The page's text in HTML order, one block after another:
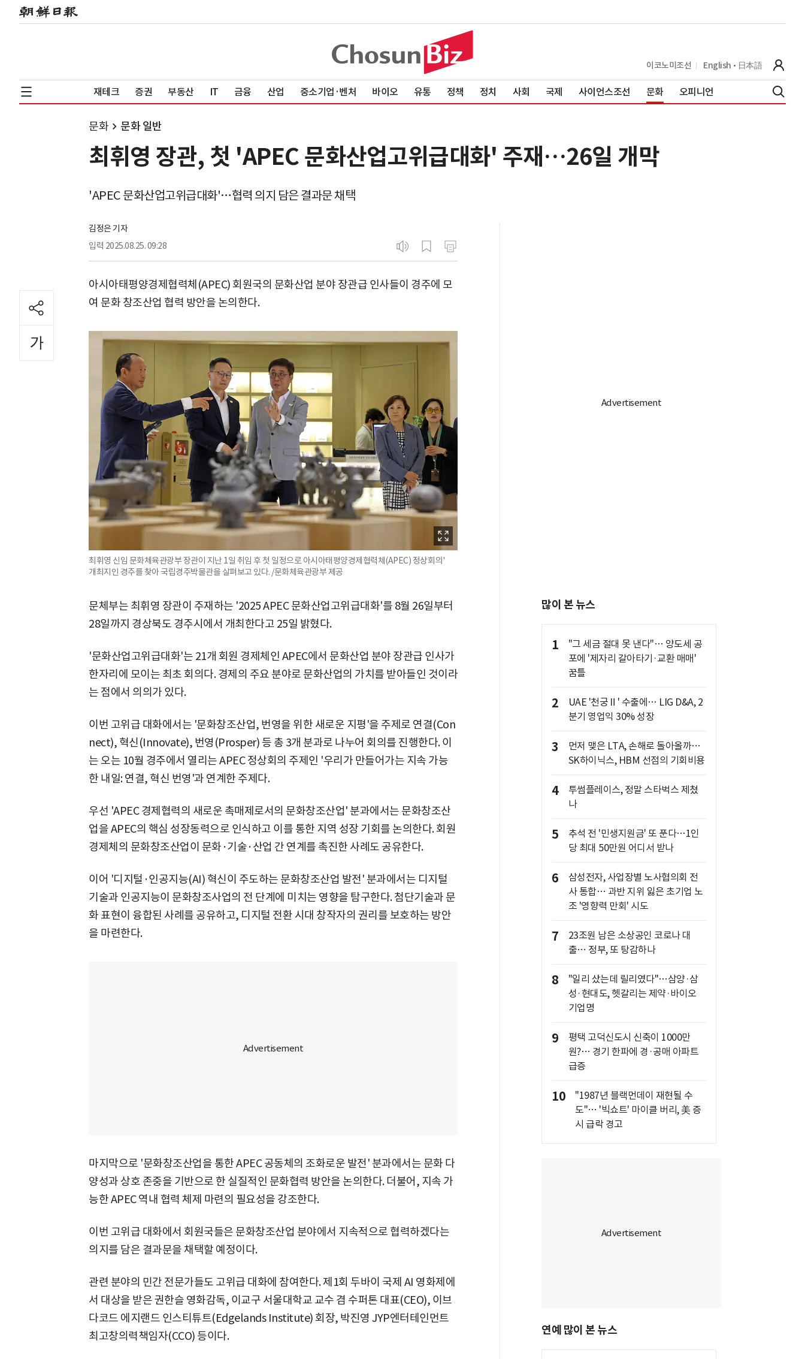
이코노미조선 English 日本語
재테크 증권 부동산 IT 금융 산업 중소기업·벤처 바이오 유통 정책 정치 사회 국제 사이언스조선 문화 오피니언
문화 문화 일반
최휘영 장관, 첫 'APEC 문화산업고위급대화' 주재…26일 개막
'APEC 문화산업고위급대화'…협력 의지 담은 결과문 채택
김정은 기자
입력 2025.08.25. 09:28
아시아태평양경제협력체(APEC) 회원국의 문화산업 분야 장관급 인사들이 경주에 모
여 문화 창조산업 협력 방안을 논의한다.
최휘영 신임 문화체육관광부 장관이 지난 1일 취임 후 첫 일정으로 아시아태평양경제협력체(APEC) 정상회의'
개최지인 경주를 찾아 국립경주박물관을 살펴보고 있다. /문화체육관광부 제공
문체부는 최휘영 장관이 주재하는 '2025 APEC 문화산업고위급대화'를 8월 26일부터
28일까지 경상북도 경주시에서 개최한다고 25일 밝혔다.
'문화산업고위급대화'는 21개 회원 경제체인 APEC에서 문화산업 분야 장관급 인사가
한자리에 모이는 최초 회의다. 경제의 주요 분야로 문화산업의 가치를 받아들인 것이라
는 점에서 의의가 있다.
이번 고위급 대화에서는 '문화창조산업, 번영을 위한 새로운 지평'을 주제로 연결(Con
nect), 혁신(Innovate), 번영(Prosper) 등 총 3개 분과로 나누어 회의를 진행한다. 이
는 오는 10월 경주에서 열리는 APEC 정상회의 주제인 '우리가 만들어가는 지속 가능
한 내일: 연결, 혁신 번영'과 연계한 주제다.
우선 'APEC 경제협력의 새로운 촉매제로서의 문화창조산업' 분과에서는 문화창조산
업을 APEC의 핵심 성장동력으로 인식하고 이를 통한 지역 성장 기회를 논의한다. 회원
경제체의 문화창조산업이 문화·기술·산업 간 연계를 촉진한 사례도 공유한다.
이어 '디지털·인공지능(AI) 혁신이 주도하는 문화창조산업 발전' 분과에서는 디지털
기술과 인공지능이 문화창조사업의 전 단계에 미치는 영향을 탐구한다. 첨단기술과 문
화 표현이 융합된 사례를 공유하고, 디지털 전환 시대 창작자의 권리를 보호하는 방안
을 마련한다.
마지막으로 '문화창조산업을 통한 APEC 공동체의 조화로운 발전' 분과에서는 문화 다
양성과 상호 존중을 기반으로 한 실질적인 문화협력 방안을 논의한다. 더불어, 지속 가
능한 APEC 역내 협력 체제 마련의 필요성을 강조한다.
이번 고위급 대화에서 회원국들은 문화창조산업 분야에서 지속적으로 협력하겠다는
의지를 담은 결과문을 채택할 예정이다.
관련 분야의 민간 전문가들도 고위급 대화에 참여한다. 제1회 두바이 국제 AI 영화제에
서 대상을 받은 권한슬 영화감독, 이교구 서울대학교 교수 겸 수퍼톤 대표(CEO), 이브
다코드 에지랜드 인스티튜트(Edgelands Institute) 회장, 박진영 JYP엔터테인먼트
최고창의력책임자(CCO) 등이다.
많이 본 뉴스
1
"그 세금 절대 못 낸다"… 양도세 공
포에 '제자리 갈아타기·교환 매매'
꿈틀
2
UAE '천궁Ⅱ' 수출에… LIG D&A, 2
분기 영업익 30% 성장
3
먼저 맺은 LTA, 손해로 돌아올까…
SK하이닉스, HBM 선점의 기회비용
4
투썸플레이스, 정말 스타벅스 제쳤
나
5
추석 전 '민생지원금' 또 푼다…1인
당 최대 50만원 어디서 받나
6
삼성전자, 사업장별 노사협의회 전
사 통합… 과반 지위 잃은 초기업 노
조 '영향력 만회' 시도
7
23조원 남은 소상공인 코로나 대
출… 정부, 또 탕감하나
8
"일리 샀는데 릴리였다"…삼양·삼
성·현대도, 헷갈리는 제약·바이오
기업명
9
평택 고덕신도시 신축이 1000만
원?… 경기 한파에 경·공매 아파트
급증
10
"1987년 블랙먼데이 재현될 수
도"… '빅쇼트' 마이클 버리, 美 증
시 급락 경고
연예 많이 본 뉴스